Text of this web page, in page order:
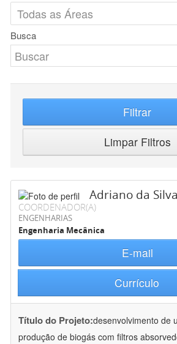
Busca
Filtrar
Limpar Filtros
Adriano da
COORDENADOR(A)
ENGENHARIAS
Engenharia Mecânica
E-mail
Currículo
Título do Projeto:desenvolvimento de
produção de biogás com filtros